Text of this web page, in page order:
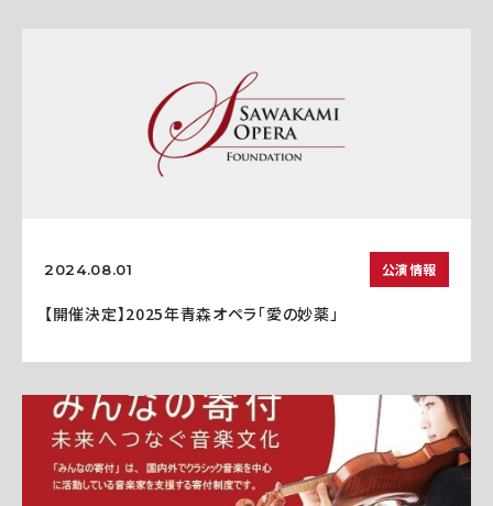
2024.08.01 公演情報
【開催決定】2025年青森オペラ「愛の妙薬」